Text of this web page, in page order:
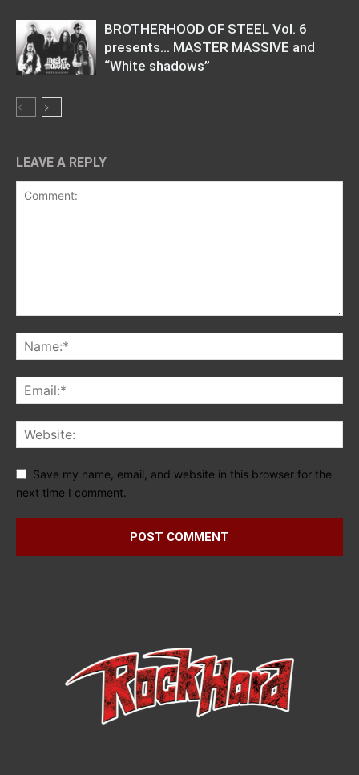
BROTHERHOOD OF STEEL Vol. 6
presents… MASTER MASSIVE and
“White shadows”
LEAVE A REPLY
Save my name, email, and website in this browser for the
next time I comment.